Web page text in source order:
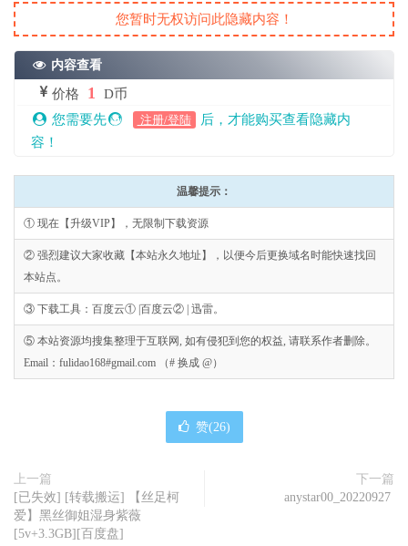
您暂时无权访问此隐藏内容！
内容查看
价格 1
D币
您需要先
注册/登陆
后，才能购买查看隐藏内
容！
温馨提示：
① 现在【升级VIP】，无限制下载资源
② 强烈建议大家收藏【本站永久地址】，以便今后更换域名时能快速找回
本站点。
③ 下载工具：百度云① |百度云② | 迅雷。
⑤ 本站资源均搜集整理于互联网, 如有侵犯到您的权益, 请联系作者删除。
Email：fulidao168#gmail.com （# 换成 @）
赞(26)
上一篇
[已失效] [转载搬运] 【丝足柯
爱】黑丝御姐湿身紫薇
[5v+3.3GB][百度盘]
下一篇
anystar00_20220927